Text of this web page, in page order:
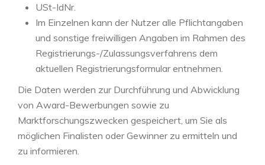
USt-IdNr.
Im Einzelnen kann der Nutzer alle Pflichtangaben
und sonstige freiwilligen Angaben im Rahmen des
Registrierungs-/Zulassungsverfahrens dem
aktuellen Registrierungsformular entnehmen.
Die Daten werden zur Durchführung und Abwicklung
von Award-Bewerbungen sowie zu
Marktforschungszwecken gespeichert, um Sie als
möglichen Finalisten oder Gewinner zu ermitteln und
zu informieren.